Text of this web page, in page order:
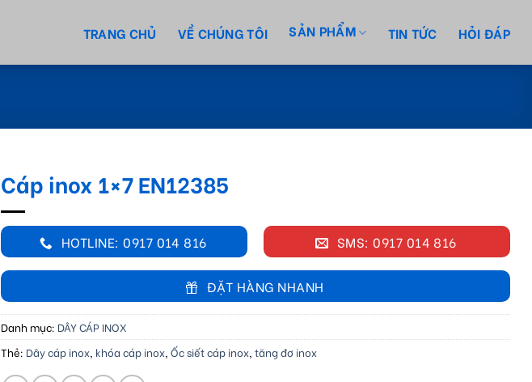
TRANG CHỦ VỀ CHÚNG TÔI SẢN PHẨM TIN TỨC HỎI ĐÁP
Cáp inox 1×7 EN12385
HOTLINE: 0917 014 816 SMS: 0917 014 816
ĐẶT HÀNG NHANH
Danh mục: DÂY CÁP INOX
Thẻ: Dây cáp inox, khóa cáp inox, Ốc siết cáp inox, tăng đơ inox